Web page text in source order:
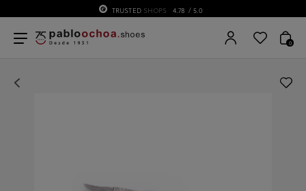
TRUSTEDSHOPS 4.78 / 5.0
0